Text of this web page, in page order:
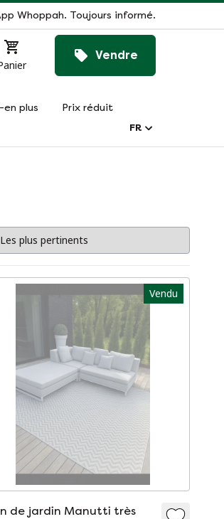
Whoppah. Toujours informé.
Vendre
plus
Prix réduit
FR
Vendu
de jardin Manutti très